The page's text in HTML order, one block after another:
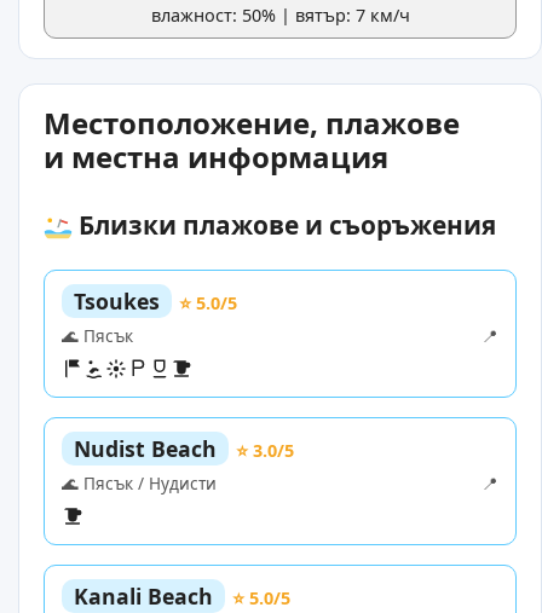
влажност: 50% | вятър: 7 км/ч
Местоположение, плажове
и местна информация
Близки плажове и съоръжения
Tsoukes
⭐ 5.0/5
🌊 Пясък
📍
Nudist Beach
⭐ 3.0/5
🌊 Пясък / Нудисти
📍
Kanali Beach
⭐ 5.0/5